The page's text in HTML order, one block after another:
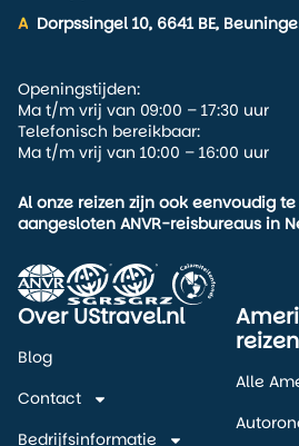
A Dorpssingel 10, 6641 BE,
Openingstijden:
Ma t/m vrij van 09:00 – 17:30 uur
Telefonisch bereikbaar:
Ma t/m vrij van 10:00 – 16:00 uur
Al onze reizen zijn ook eenvoudig
aangesloten ANVR-reisbureaus in
Over UStravel.nl
Blog
Contact
Bedrijfsinformatie
reizen
Alle